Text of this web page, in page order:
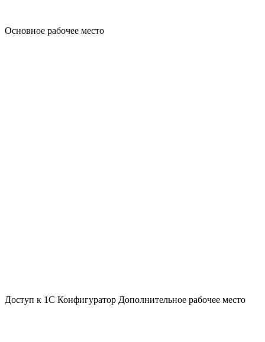
Основное рабочее место
Доступ к 1С Конфигуратор Дополнительное рабочее место